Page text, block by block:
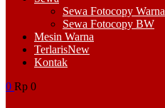
Sewa Fotocopy Warna
Sewa Fotocopy BW
Mesin Warna
TerlarisNew
Kontak
0 Rp 0